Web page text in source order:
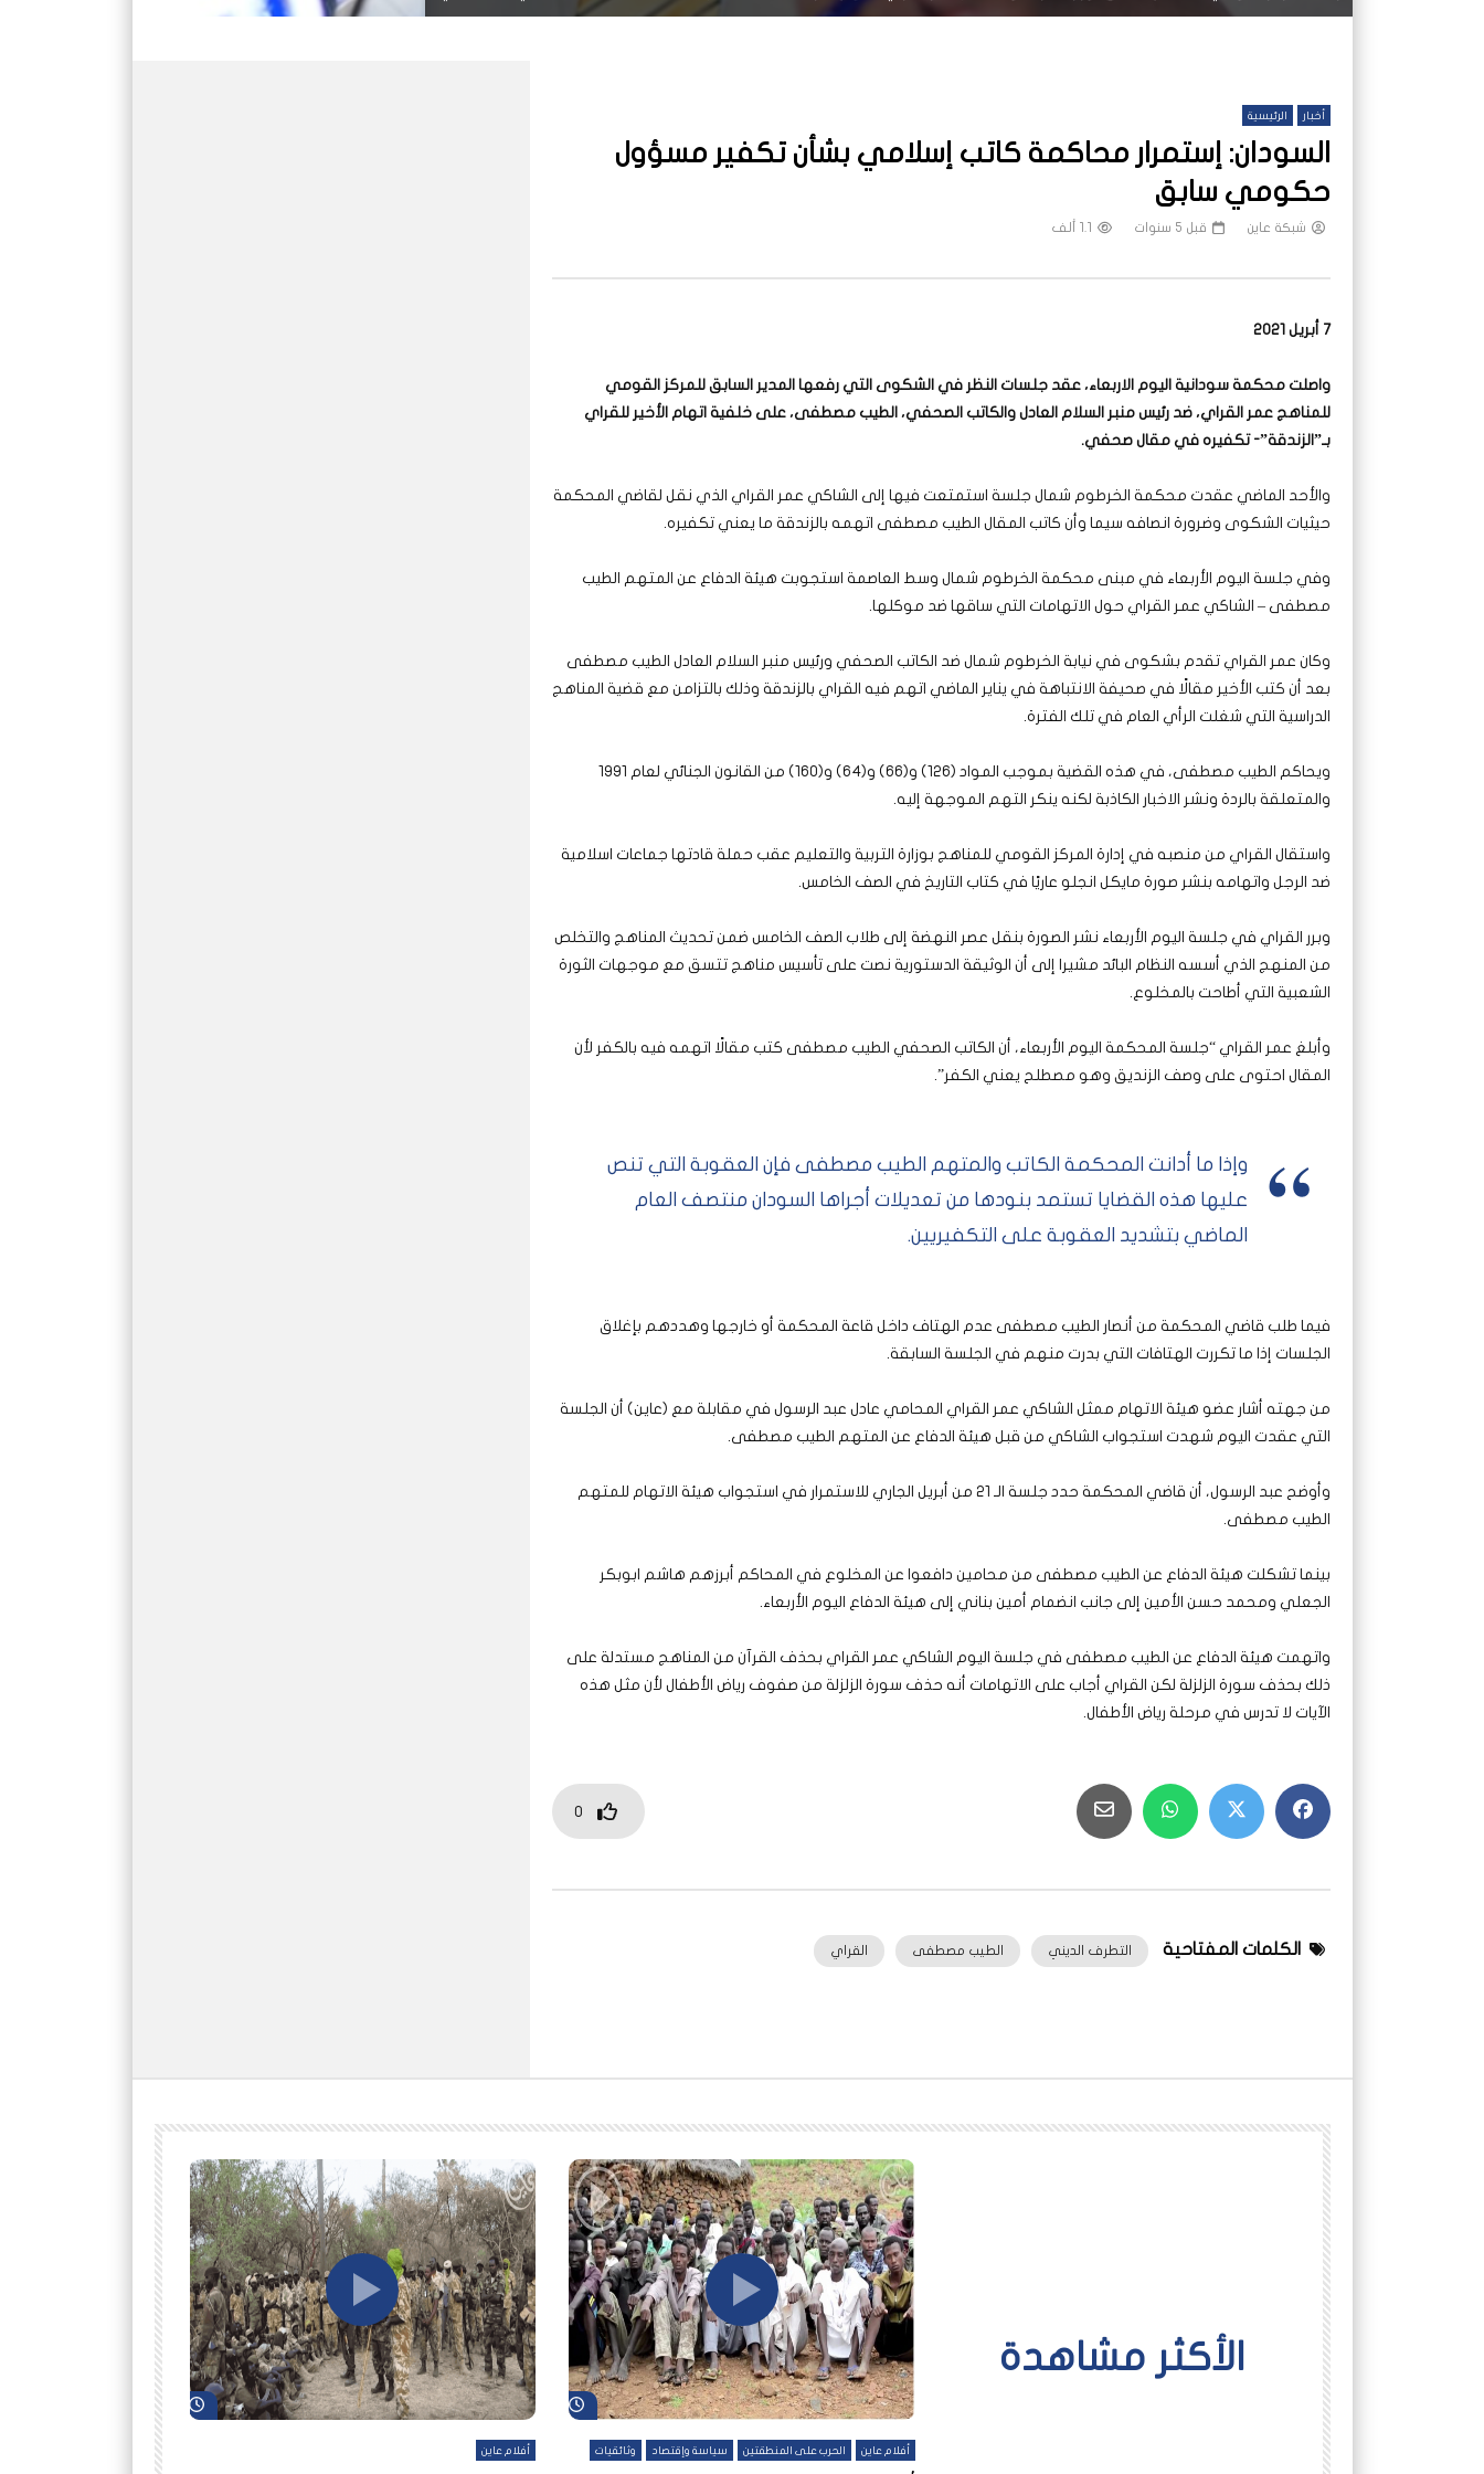
أخبار الرئيسية
السودان: إستمرار محاكمة كاتب إسلامي بشأن تكفير مسؤول
حكومي سابق
شبكة عاين قبل 5 سنوات 1.1 ألف
7 أبريل 2021
واصلت محكمة سودانية اليوم الاربعاء، عقد جلسات النظر في الشكوى التي رفعها المدير السابق للمركز القومي
للمناهج عمر القراي، ضد رئيس منبر السلام العادل والكاتب الصحفي، الطيب مصطفى، على خلفية اتهام الأخير للقراي
بـ”الزندقة”- تكفيره في مقال صحفي.
والأحد الماضي عقدت محكمة الخرطوم شمال جلسة استمتعت فيها إلى الشاكي عمر القراي الذي نقل لقاضي المحكمة
حيثيات الشكوى وضرورة انصافه سيما وأن كاتب المقال الطيب مصطفى اتهمه بالزندقة ما يعني تكفيره.
وفي جلسة اليوم الأربعاء في مبنى محكمة الخرطوم شمال وسط العاصمة استجوبت هيئة الدفاع عن المتهم الطيب
مصطفى – الشاكي عمر القراي حول الاتهامات التي ساقها ضد موكلها.
وكان عمر القراي تقدم بشكوى في نيابة الخرطوم شمال ضد الكاتب الصحفي ورئيس منبر السلام العادل الطيب مصطفى
بعد أن كتب الأخير مقالًا في صحيفة الانتباهة في يناير الماضي اتهم فيه القراي بالزندقة وذلك بالتزامن مع قضية المناهج
الدراسية التي شغلت الرأي العام في تلك الفترة.
ويحاكم الطيب مصطفى، في هذه القضية بموجب المواد (126) و(66) و(64) و(160) من القانون الجنائي لعام 1991
والمتعلقة بالردة ونشر الاخبار الكاذبة لكنه ينكر التهم الموجهة إليه.
واستقال القراي من منصبه في إدارة المركز القومي للمناهج بوزارة التربية والتعليم عقب حملة قادتها جماعات اسلامية
ضد الرجل واتهامه بنشر صورة مايكل انجلو عاريًا في كتاب التاريخ في الصف الخامس.
وبرر القراي في جلسة اليوم الأربعاء نشر الصورة بنقل عصر النهضة إلى طلاب الصف الخامس ضمن تحديث المناهج والتخلص
من المنهج الذي أسسه النظام البائد مشيرا إلى أن الوثيقة الدستورية نصت على تأسيس مناهج تتسق مع موجهات الثورة
الشعبية التي أطاحت بالمخلوع.
وأبلغ عمر القراي “جلسة المحكمة اليوم الأربعاء، أن الكاتب الصحفي الطيب مصطفى كتب مقالًا اتهمه فيه بالكفر لأن
المقال احتوى على وصف الزنديق وهو مصطلح يعني الكفر”.
وإذا ما أدانت المحكمة الكاتب والمتهم الطيب مصطفى فإن العقوبة التي تنص
عليها هذه القضايا تستمد بنودها من تعديلات أجراها السودان منتصف العام
الماضي بتشديد العقوبة على التكفيريين.
فيما طلب قاضي المحكمة من أنصار الطيب مصطفى عدم الهتاف داخل قاعة المحكمة أو خارجها وهددهم بإغلاق
الجلسات إذا ما تكررت الهتافات التي بدرت منهم في الجلسة السابقة.
من جهته أشار عضو هيئة الاتهام ممثل الشاكي عمر القراي المحامي عادل عبد الرسول في مقابلة مع (عاين) أن الجلسة
التي عقدت اليوم شهدت استجواب الشاكي من قبل هيئة الدفاع عن المتهم الطيب مصطفى.
وأوضح عبد الرسول، أن قاضي المحكمة حدد جلسة الـ 21 من أبريل الجاري للاستمرار في استجواب هيئة الاتهام للمتهم
الطيب مصطفى.
بينما تشكلت هيئة الدفاع عن الطيب مصطفى من محامين دافعوا عن المخلوع في المحاكم أبرزهم هاشم ابوبكر
الجعلي ومحمد حسن الأمين إلى جانب انضمام أمين بناني إلى هيئة الدفاع اليوم الأربعاء.
واتهمت هيئة الدفاع عن الطيب مصطفى في جلسة اليوم الشاكي عمر القراي بحذف القرآن من المناهج مستدلة على
ذلك بحذف سورة الزلزلة لكن القراي أجاب على الاتهامات أنه حذف سورة الزلزلة من صفوف رياض الأطفال لأن مثل هذه
الآيات لا تدرس في مرحلة رياض الأطفال.
0
الكلمات المفتاحية التطرف الديني الطيب مصطفى القراي
اﻷكثر مشاهدة
شاهد لاحقاً شاهد لاحقاً
أفلام عاين الحرب على المنطقتين سياسة وإقتصاد وثائقيات
شاهد لاحقاً
أفلام عاين